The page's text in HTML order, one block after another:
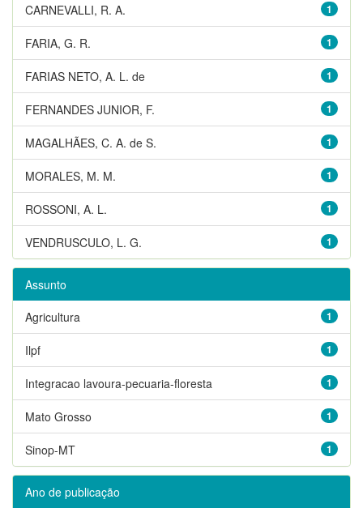
1
CARNEVALLI, R. A.
1
FARIA, G. R.
1
FARIAS NETO, A. L. de
1
FERNANDES JUNIOR, F.
1
MAGALHÃES, C. A. de S.
1
MORALES, M. M.
1
ROSSONI, A. L.
1
VENDRUSCULO, L. G.
Assunto
1
Agricultura
1
Ilpf
1
Integracao lavoura-pecuaria-floresta
1
Mato Grosso
1
Sinop-MT
Ano de publicação